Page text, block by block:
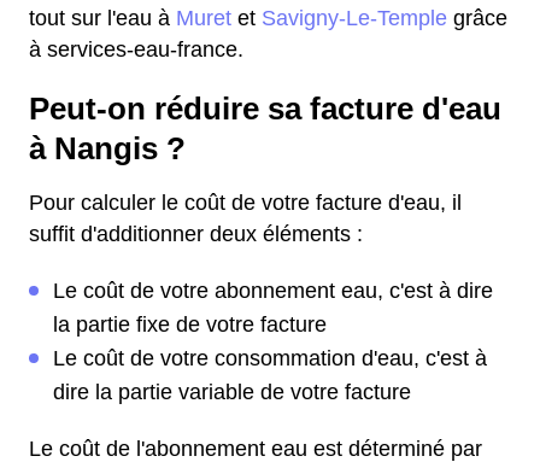
tout sur l'eau à Muret et Savigny-Le-Temple grâce
à services-eau-france.
Peut-on réduire sa facture d'eau
à Nangis ?
Pour calculer le coût de votre facture d'eau, il
suffit d'additionner deux éléments :
Le coût de votre abonnement eau, c'est à dire
la partie fixe de votre facture
Le coût de votre consommation d'eau, c'est à
dire la partie variable de votre facture
Le coût de l'abonnement eau est déterminé par